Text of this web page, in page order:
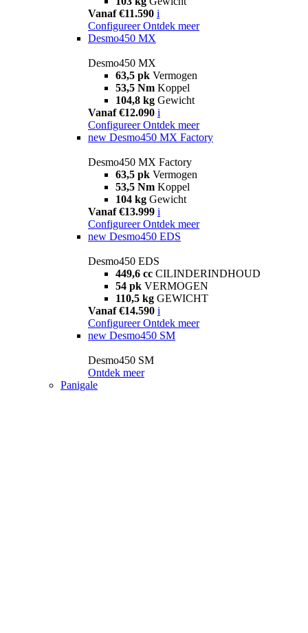
Vanaf €11.590 i
Configureer Ontdek meer
Desmo450 MX
Desmo450 MX
63,5 pk Vermogen
53,5 Nm Koppel
104,8 kg Gewicht
Vanaf €12.090 i
Configureer Ontdek meer
new Desmo450 MX Factory
Desmo450 MX Factory
63,5 pk Vermogen
53,5 Nm Koppel
104 kg Gewicht
Vanaf €13.999 i
Configureer Ontdek meer
new Desmo450 EDS
Desmo450 EDS
449,6 cc CILINDERINDHOUD
54 pk VERMOGEN
110,5 kg GEWICHT
Vanaf €14.590 i
Configureer Ontdek meer
new Desmo450 SM
Desmo450 SM
Ontdek meer
Panigale